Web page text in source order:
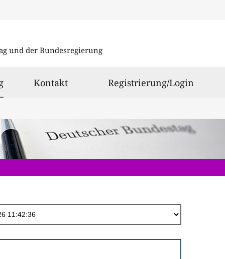
und der Bundesregierung
ausgewählt
Kontakt Registrierung/Login